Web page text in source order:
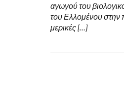
αγωγού του
του Ελλομένου στην
μερικές […]